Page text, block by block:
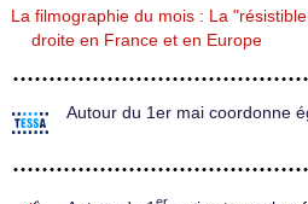
La filmographie du mois : La
droite en France et en Europe
Autour du 1er mai coordonne